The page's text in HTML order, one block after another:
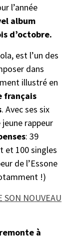
l’année
album
d’octobre.
est l’un des
dans
illustré en
français
. Avec ses six
rappeur
: 39
et 100 singles
de l’Essone
!)
SON NOUVEAU
à